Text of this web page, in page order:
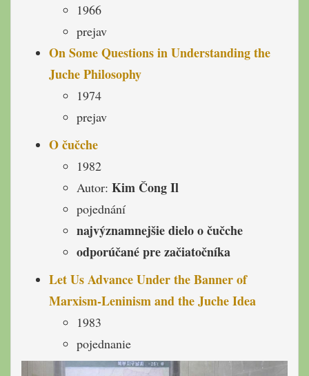
1966
prejav
On Some Questions in Understanding the
Juche Philosophy
1974
prejav
O čučche
1982
Autor: Kim Čong Il
pojednání
najvýznamnejšie dielo o čučche
odporúčané pre začiatočníka
Let Us Advance Under the Banner of
Marxism-Leninism and the Juche Idea
1983
pojednanie